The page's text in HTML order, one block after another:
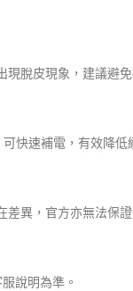
脫皮現象，建議避
快速補電，有效降低
異，官方亦無法保
說明為準。